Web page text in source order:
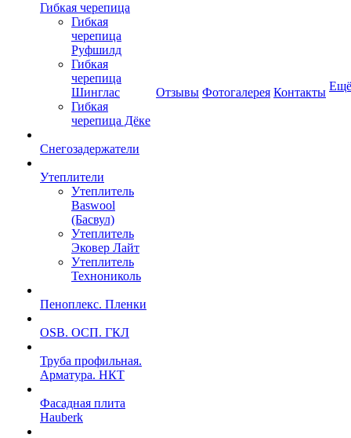
Гибкая черепица
Гибкая
черепица
Руфшилд
Гибкая
черепица
Шинглас
Гибкая
черепица Дёке
Снегозадержатели
Утеплители
Утеплитель
Baswool
(Басвул)
Утеплитель
Эковер Лайт
Утеплитель
Технониколь
Пеноплекс. Пленки
OSB. ОСП. ГКЛ
Труба профильная.
Арматура. НКТ
Фасадная плита
Hauberk
Отзывы Фотогалерея Контакты Ещё